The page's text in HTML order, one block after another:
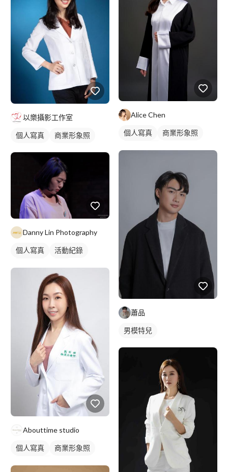
以樂攝影工作室
個人寫真 商業形象照
Danny Lin Photography
個人寫真
活動紀錄
Abouttime studio
個人寫真
商業形象照
Alice Chen
個人寫真
商業形象照
蕭品
男模特兒